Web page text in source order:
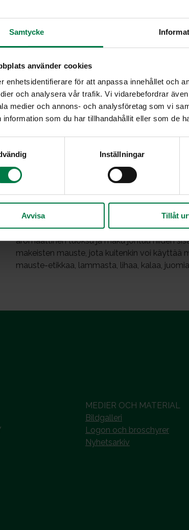
Samtycke
använder cookies
enhetsidentifierare för att anpassa innehållet och
och analysera vår trafik. Vi vidarebefordrar
medier och annons- och analysföretag som vi
information som du har tillhandahållit eller som de
Inställningar
Avvisa Tillåt
MINTTU (Mentha sp.)
Raikkaanmakuista minttua on olemassa n.
aromaattinen tuoksu ja maku johtuu niiden
makeisten mauste, jota kuitenkin voi käyttää
mauste-etikkaa, lammasta, lihaa, kalaa,
MEDIER OCH MATERIAL
Bildgalleri
Logon och broschyrer
Nyhetsarkiv